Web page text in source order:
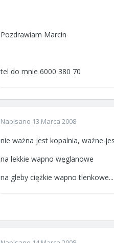
Pozdrawiam Marcin
tel do mnie 6000 380 70
Napisano 13 Marca 2008
nie ważna jest kopalnia, ważne
na lekkie wapno węglanowe
na gleby ciężkie wapno tlenkowe...